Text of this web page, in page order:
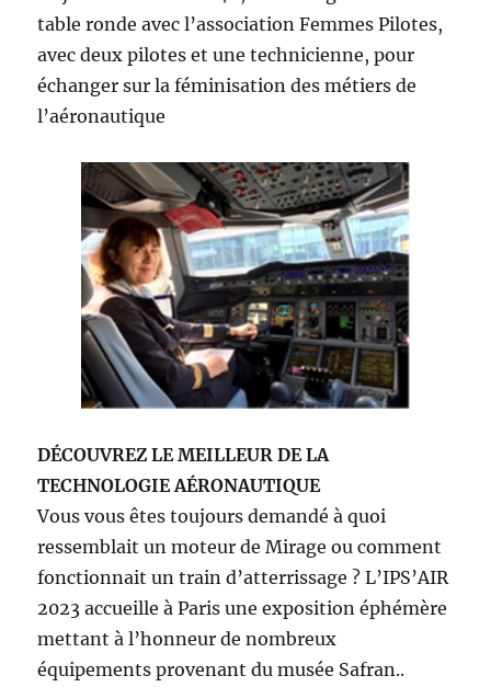
table ronde avec l’association Femmes Pilotes,
avec deux pilotes et une technicienne, pour
échanger sur la féminisation des métiers de
l’aéronautique
DÉCOUVREZ LE MEILLEUR DE LA
TECHNOLOGIE AÉRONAUTIQUE
Vous vous êtes toujours demandé à quoi
ressemblait un moteur de Mirage ou comment
fonctionnait un train d’atterrissage ? L’IPS’AIR
2023 accueille à Paris une exposition éphémère
mettant à l’honneur de nombreux
équipements provenant du musée Safran..